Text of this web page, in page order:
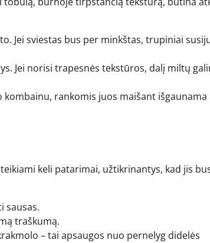
Jei sviestas bus per minkštas, trupiniai
Jei norisi trapesnės tekstūros, dalį miltų
rankomis juos maišant išgaunama
keli patarimai, užtikrinantys, kad jis
sausas.
traškumą.
– tai apsaugos nuo pernelyg didelės